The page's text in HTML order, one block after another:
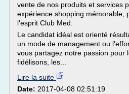
vente de nos produits et services
expérience shopping mémorable,
l'esprit Club Med.
Le candidat idéal est orienté
un mode de management ou
vous partagez notre passion pour
fidélisons, les...
Lire la suite
Date: 2017-04-08 02:51:19